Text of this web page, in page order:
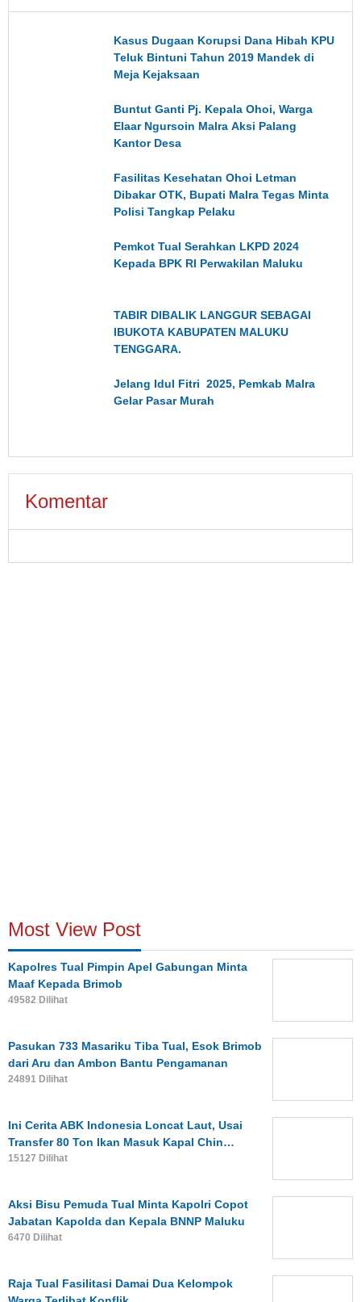
Kasus Dugaan Korupsi Dana Hibah KPU
Teluk Bintuni Tahun 2019 Mandek di
Meja Kejaksaan
Buntut Ganti Pj. Kepala Ohoi, Warga
Elaar Ngursoin Malra Aksi Palang
Kantor Desa
Fasilitas Kesehatan Ohoi Letman
Dibakar OTK, Bupati Malra Tegas Minta
Polisi Tangkap Pelaku
Pemkot Tual Serahkan LKPD 2024
Kepada BPK RI Perwakilan Maluku
TABIR DIBALIK LANGGUR SEBAGAI
IBUKOTA KABUPATEN MALUKU
TENGGARA.
Jelang Idul Fitri 2025, Pemkab Malra
Gelar Pasar Murah
Komentar
Most View Post
Kapolres Tual Pimpin Apel Gabungan Minta
Maaf Kepada Brimob
49582 Dilihat
Pasukan 733 Masariku Tiba Tual, Esok Brimob
dari Aru dan Ambon Bantu Pengamanan
24891 Dilihat
Ini Cerita ABK Indonesia Loncat Laut, Usai
Transfer 80 Ton Ikan Masuk Kapal Chin…
15127 Dilihat
Aksi Bisu Pemuda Tual Minta Kapolri Copot
Jabatan Kapolda dan Kepala BNNP Maluku
6470 Dilihat
Raja Tual Fasilitasi Damai Dua Kelompok